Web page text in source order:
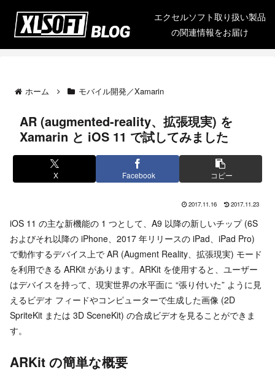
エクセルソフト取り扱い製品
の関連情報をお届け
ホーム モバイル開発／Xamarin
AR (augmented-reality、拡張現実) を
Xamarin と iOS 11 で試してみました
X Facebook コピー
2017.11.16 2017.11.23
iOS 11 の主な新機能の 1 つとして、A9 以降の新しいチップ (6S
およびそれ以降の iPhone、2017 年リリースの iPad、iPad Pro)
で動作するデバイス上で AR (Augment Reality、拡張現実) モード
を利用できる ARKit があります。ARKit を使用すると、ユーザー
はデバイスを持って、現実世界の水平面に “張り付いた” ように見
えるビデオ フィードやコンピューターで生成した画像 (2D
SpriteKit または 3D SceneKit) の合成ビデオを見ることができま
す。
ARKit の簡単な概要